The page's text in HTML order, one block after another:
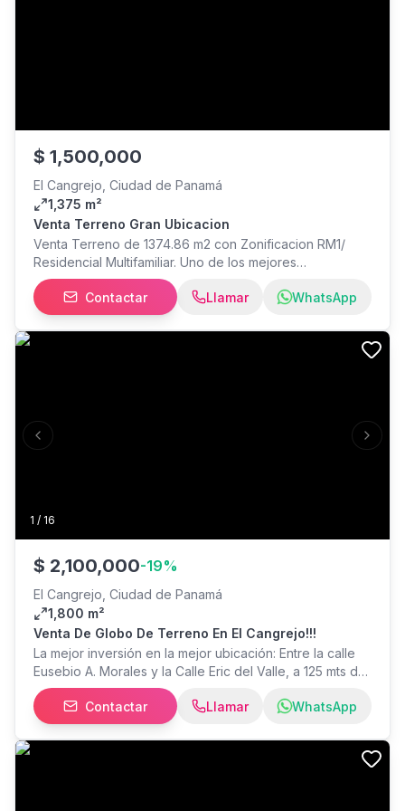
$ 1,500,000
El Cangrejo, Ciudad de Panamá
1,375 m²
Venta Terreno Gran Ubicacion
Venta Terreno de 1374.86 m2 con Zonificacion RM1/
Residencial Multifamiliar. Uno de los mejores
ubicaciones para construir un edificio en toda la ciudad!
valor del avaluo $ 1,500,000 PARA MAYOR
INFORMACION CONTACTAR A LUIS MANZANARES AL O
POR WHATSAPP
Contactar Llamar WhatsApp
1 / 16
Previous slide Next
$ 2,100,000-19%
El Cangrejo, Ciudad de Panamá
1,800 m²
Venta De Globo De Terreno En El Cangrejo!!!
La mejor inversión en la mejor ubicación: Entre la calle
Eusebio A. Morales y la Calle Eric del Valle, a 125 mts del
antiguo Hotel Veneto, Sector El Cangrejo, Corregimiento
de Bellavista. 1800 m2 total, Mejoras por integración a
otro lote, cuenta con frente a dos calles. Mejoras, 2
locales comerciales independientes: A. 1 restaurante de
Contactar Llamar WhatsApp